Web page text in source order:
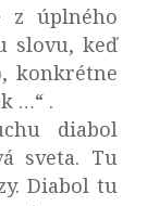
z úplného
slovu, keď
konkrétne
…“ .
diabol
sveta. Tu
Diabol tu